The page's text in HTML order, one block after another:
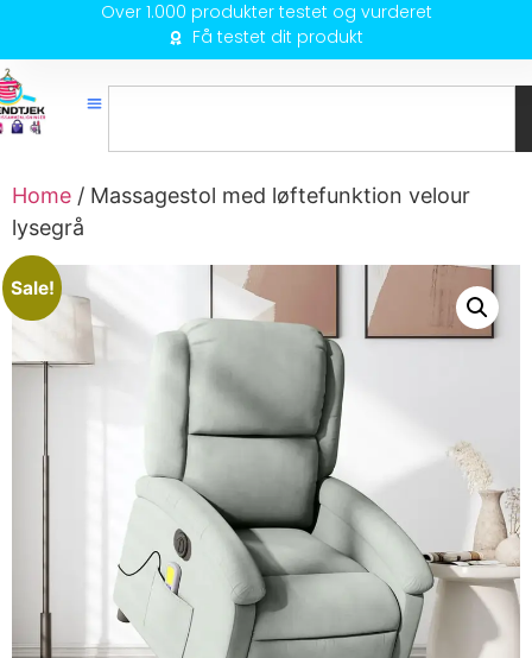
Over 1.000 produkter testet og vurderet
Få testet dit produkt
Home / Massagestol med løftefunktion velour
lysegrå
Sale!